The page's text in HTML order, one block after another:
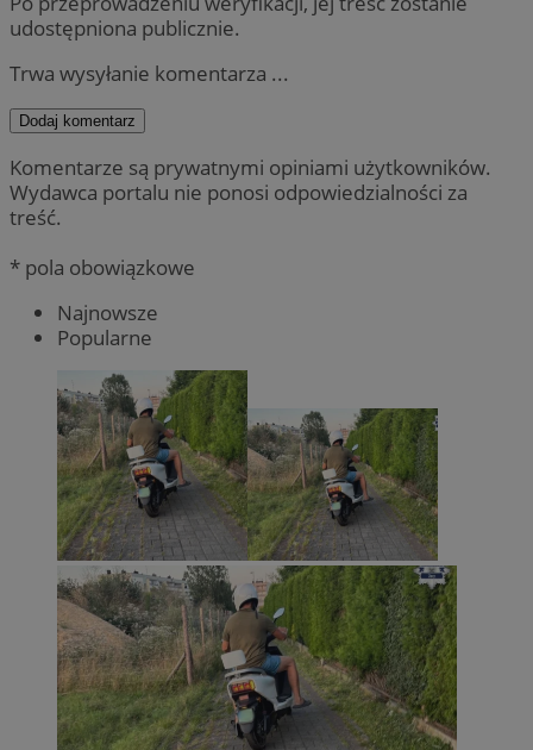
udostępniona publicznie.
Trwa wysyłanie komentarza ...
Dodaj komentarz
Komentarze są prywatnymi opiniami użytkowników.
Wydawca portalu nie ponosi odpowiedzialności za
treść.
* pola obowiązkowe
Najnowsze
Popularne